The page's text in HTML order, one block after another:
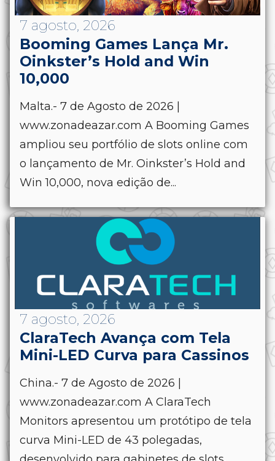
7 agosto, 2026
Booming Games Lança Mr.
Oinkster’s Hold and Win
10,000
Malta.- 7 de Agosto de 2026 |
www.zonadeazar.com A Booming Games
ampliou seu portfólio de slots online com
o lançamento de Mr. Oinkster’s Hold and
Win 10,000, nova edição de...
7 agosto, 2026
ClaraTech Avança com Tela
Mini-LED Curva para Cassinos
China.- 7 de Agosto de 2026 |
www.zonadeazar.com A ClaraTech
Monitors apresentou um protótipo de tela
curva Mini-LED de 43 polegadas,